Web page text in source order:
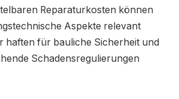
Reparaturkosten können
Aspekte relevant
haften für bauliche Sicherheit und
Schadensregulierungen